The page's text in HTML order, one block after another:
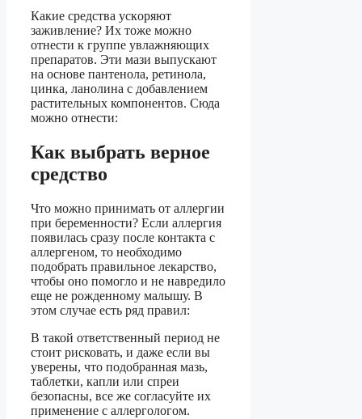
Какие сpeдcтвa уcкopяют
зaживлeниe? Их тоже можно
отнести к группе увлажняющих
препаратов. Эти мази выпускают
на основе пантенола, ретинола,
цинка, ланолина с добавлением
растительных компонентов. Сюда
можно отнести:
Как выбрать верное
средство
Что можно принимать от аллергии
при беременности? Если аллергия
появилась сразу после контакта с
аллергеном, то необходимо
подобрать правильное лекарство,
чтобы оно помогло и не навредило
еще не рожденному малышу. В
этом случае есть ряд правил:
В такой ответственный период не
стоит рисковать, и даже если вы
уверены, что подобранная мазь,
таблетки, капли или спреи
безопасны, все же согласуйте их
применение с аллергологом.